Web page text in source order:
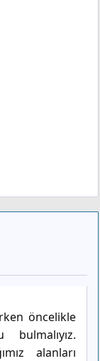
öncelikle
alanları